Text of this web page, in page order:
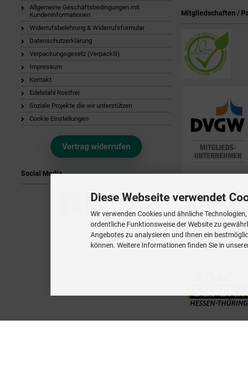
Allgemeine Geschäftsbedingungen mit
Kundeninformationen
Widerrufsbelehrung & Widerrufsformular
Datenschutzerklärung
Verpackungsgesetz (VerpackG)
Impressum
Kontakt
Edelstahl Rostfrei
Soziale Projekte die wir unterstützen
Cookie Einstellungen
Vertrag widerrufen
Social Media
Mitgliedschaften /
Diese Webseite verwendet
Wir verwenden Cookies und ähnliche
ordentliche Funktionsweise der Website zu
Angebotes zu analysieren und Ihnen ein
können. Weitere Informationen finden Sie in